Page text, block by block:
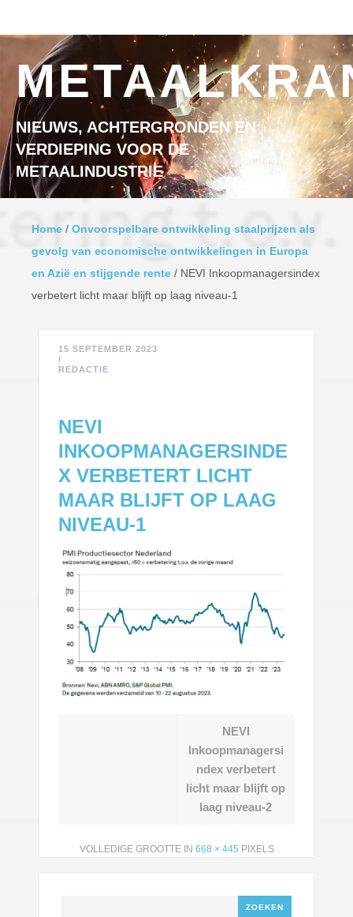
NIEUWS, ACHTERGRONDEN EN
VERDIEPING VOOR DE
METAALINDUSTRIE
Home / Onvoorspelbare ontwikkeling staalprijzen als
gevolg van economische ontwikkelingen in Europa
en Azië en stijgende rente / NEVI Inkoopmanagersindex
verbetert licht maar blijft op laag niveau-1
15 SEPTEMBER 2023
/
REDACTIE
NEVI
INKOOPMANAGERSINDE
X VERBETERT LICHT
MAAR BLIJFT OP LAAG
NIVEAU-1
NEVI
Inkoopmanagersi
ndex verbetert
licht maar blijft op
laag niveau-2
VOLLEDIGE GROOTTE IN 668 × 445 PIXELS